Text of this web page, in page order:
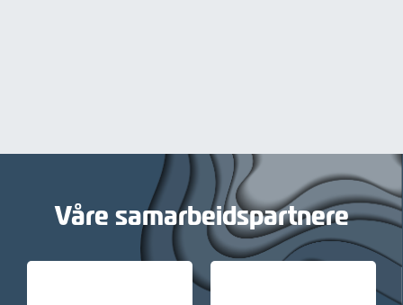
Våre samarbeidspartnere